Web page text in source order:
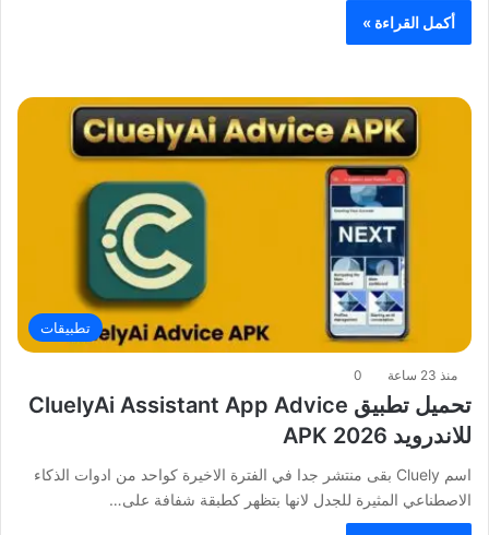
أكمل القراءة »
تطبيقات
منذ 23 ساعة 0
تحميل تطبيق CluelyAi Assistant App Advice
للاندرويد APK 2026
اسم Cluely بقى منتشر جدا في الفترة الاخيرة كواحد من ادوات الذكاء
الاصطناعي المثيرة للجدل لانها بتظهر كطبقة شفافة على…